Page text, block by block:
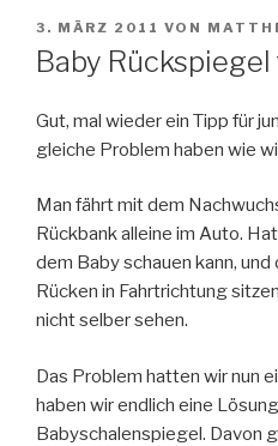
VERÖFFENTLICHT
AM
3. MÄRZ 2011 VON
Baby
Gut, mal wieder ein Tipp für
gleiche Problem haben wie
Man fährt mit dem
Rückbank alleine im Auto.
dem Baby schauen kann,
Rücken in Fahrtrichtung
nicht selber sehen.
Das Problem hatten wir nun
haben wir endlich eine
Babyschalenspiegel. Davon